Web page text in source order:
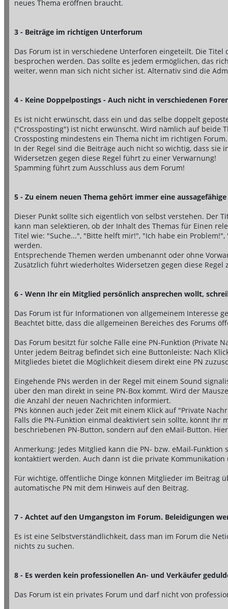
neues Thema eröffnen braucht.
3 - Beiträge im richtigen Unterforum
Das Forum ist in verschiedene Unterforen eingeteilt. Die
besprochen werden. Das sollte es jedem ermöglichen, das
weiter, wenn man sich nicht sicher ist. Alternativ sind die
4 - Keine Doppelpostings - Auch nicht in verschiedenen
Es ist nicht erwünscht, dass ein und das selbe doppelt
("Crossposting") ist nicht erwünscht. Wird nämlich auf beide
Crossposting mindestens ein Thema nicht im richtigen Forum.
In der Regel sind die Beiträge auch nicht so wichtig, dass sie
Widersetzen gegen diese Regel führt zu einer Verwarnung!
Spamming führt zum Ausschluss aus dem Forum!
5 - Zu einem neuen Thema gehört immer eine
Dieser Punkt sollte sich eigentlich von selbst verstehen. Der
kann man selektieren, ob der Inhalt des Themas für Einen
Titel wie: "Suche...", "Bitte helft mir!", "Ich habe ein
werden.
Entsprechende Themen werden umbenannt oder ohne
Zusätzlich führt wiederholtes Widersetzen gegen diese Regel
6 - Wenn Ihr ein Mitglied persönlich ansprechen wollt,
Das Forum ist für Informationen von allgemeinem Interesse
Beachtet bitte, dass die allgemeinen Bereiches des Forums
Das Forum besitzt für solche Fälle eine PN-Funktion (Private
Unter jedem Beitrag befindet sich eine Buttonleiste: Nach
Mitgliedes bietet die Möglichkeit diesem direkt eine PN
Eingehende PNs werden in der Regel mit einem Sound
über den man direkt in seine PN-Box kommt. Wird der
die Anzahl der neuen Nachrichten informiert.
PNs können auch jeder Zeit mit einem Klick auf "Private
Falls die PN-Funktion einmal deaktiviert sein sollte, könnt
beschriebenen PN-Button, sondern auf den eMail-Button.
Anmerkung: Jedes Mitglied kann die PN- bzw. eMail-
kontaktiert werden. Auch dann ist die private
Für wichtige, öffentliche Dinge können Mitglieder im Beitrag
automatische PN mit dem Hinweis auf den Beitrag.
7 - Achtet auf den Umgangston im Forum. Beleidigungen
Es ist eine Selbstverständlichkeit, dass man im Forum die
nichts zu suchen.
8 - Es werden kein professionellen An- und Verkäufer
Das Forum ist ein privates Forum und darf nicht von